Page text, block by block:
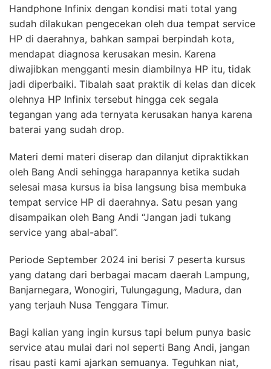
Handphone Infinix dengan kondisi mati total yang
sudah dilakukan pengecekan oleh dua tempat service
HP di daerahnya, bahkan sampai berpindah kota,
mendapat diagnosa kerusakan mesin. Karena
diwajibkan mengganti mesin diambilnya HP itu, tidak
jadi diperbaiki. Tibalah saat praktik di kelas dan dicek
olehnya HP Infinix tersebut hingga cek segala
tegangan yang ada ternyata kerusakan hanya karena
baterai yang sudah drop.
Materi demi materi diserap dan dilanjut dipraktikkan
oleh Bang Andi sehingga harapannya ketika sudah
selesai masa kursus ia bisa langsung bisa membuka
tempat service HP di daerahnya. Satu pesan yang
disampaikan oleh Bang Andi “Jangan jadi tukang
service yang abal-abal”.
Periode September 2024 ini berisi 7 peserta kursus
yang datang dari berbagai macam daerah Lampung,
Banjarnegara, Wonogiri, Tulungagung, Madura, dan
yang terjauh Nusa Tenggara Timur.
Bagi kalian yang ingin kursus tapi belum punya basic
service atau mulai dari nol seperti Bang Andi, jangan
risau pasti kami ajarkan semuanya. Teguhkan niat,